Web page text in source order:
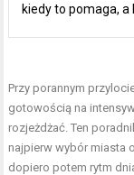
kiedy to pomaga,
Przy porannym
gotowością na
rozjeżdżać. Ten
najpierw wybór miasta
dopiero potem rytm